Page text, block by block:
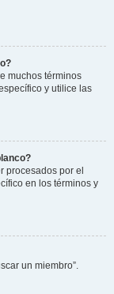
muchos términos
y utilice las
procesados por el
en los términos y
un miembro”.